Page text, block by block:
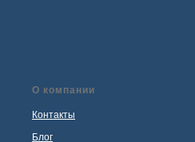
О компании
Контакты
Блог